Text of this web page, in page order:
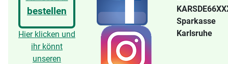
bestellen
Hier klicken und
ihr könnt
unseren
Sparkasse
Karlsruhe